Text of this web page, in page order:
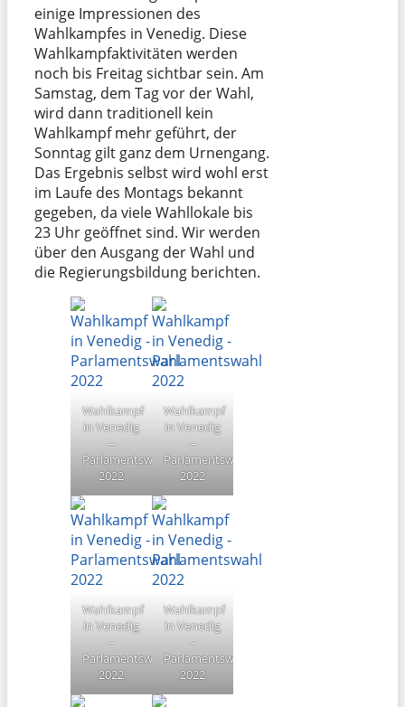
einige Impressionen des
Wahlkampfes in Venedig. Diese
Wahlkampfaktivitäten werden
noch bis Freitag sichtbar sein. Am
Samstag, dem Tag vor der Wahl,
wird dann traditionell kein
Wahlkampf mehr geführt, der
Sonntag gilt ganz dem Urnengang.
Das Ergebnis selbst wird wohl erst
im Laufe des Montags bekannt
gegeben, da viele Wahllokale bis
23 Uhr geöffnet sind. Wir werden
über den Ausgang der Wahl und
die Regierungsbildung berichten.
Wahlkampf
in Venedig
–
Parlamentswahl
2022
Wahlkampf
in Venedig
–
Parlamentswahl
2022
Wahlkampf
in Venedig
–
Parlamentswahl
2022
Wahlkampf
in Venedig
–
Parlamentswahl
2022